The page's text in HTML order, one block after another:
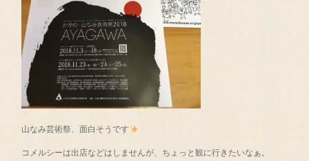
山なみ芸術祭、面白そうです
コメルシーは出店などはしませんが、ちょっと観に行きたいなぁ。